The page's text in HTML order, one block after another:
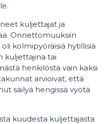
kuljettajat ja
Onnettomuuksiin
kolmipyöräisiä hytillisiä
kuljettajina tai
henkilöstä vain kaksi
arvioivat, että
säilyä hengissä vyötä
kuudesta kuljettajasta